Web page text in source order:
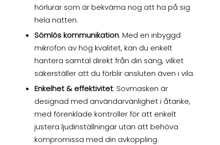
hörlurar som är bekväma nog att ha på sig
hela natten.
Sömlös kommunikation: Med en inbyggd
mikrofon av hög kvalitet, kan du enkelt
hantera samtal direkt från din säng, vilket
säkerställer att du förblir ansluten även i vila.
Enkelhet & effektivitet: Sovmasken är
designad med användarvänlighet i åtanke,
med förenklade kontroller för att enkelt
justera ljudinställningar utan att behöva
kompromissa med din avkoppling.